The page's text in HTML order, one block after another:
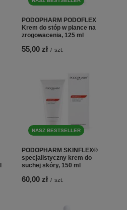
PODOPHARM PODOFLEX
Krem do stóp w piance na
zrogowacenia, 125 ml
55,00 zł / szt.
NASZ BESTSELLER
PODOPHARM SKINFLEX®
specjalistyczny krem do
suchej skóry, 150 ml
60,00 zł / szt.